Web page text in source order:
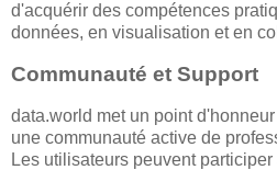
d'acquérir des compétences
données, en visualisation et en
Communauté et Support
data.world met un point
une communauté active de
Les utilisateurs peuvent